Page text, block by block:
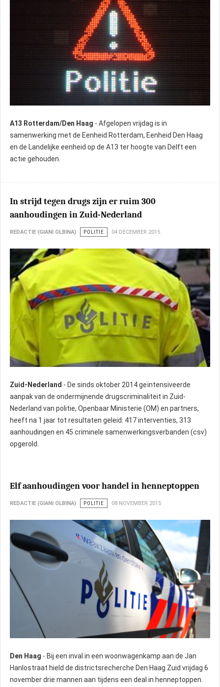
Grote verkeerscontrole op de A13
A13 Rotterdam/Den Haag - Afgelopen vrijdag is in
samenwerking met de Eenheid Rotterdam, Eenheid Den Haag
en de Landelijke eenheid op de A13 ter hoogte van Delft een
actie gehouden.
In strijd tegen drugs zijn er ruim 300
aanhoudingen in Zuid-Nederland
REDACTIE (GIANI OLBINA) POLITIE 04 DECEMBER 2015
Zuid-Nederland - De sinds oktober 2014 geïntensiveerde
aanpak van de ondermijnende drugscriminaliteit in Zuid-
Nederland van politie, Openbaar Ministerie (OM) en partners,
heeft na 1 jaar tot resultaten geleid: 417 interventies, 313
aanhoudingen en 45 criminele samenwerkingsverbanden (csv)
opgerold.
Elf aanhoudingen voor handel in henneptoppen
REDACTIE (GIANI OLBINA) POLITIE 08 NOVEMBER 2015
geleverd werd.
Den Haag - Bij een inval in een woonwagenkamp aan de Jan
Hanlostraat hield de districtsrecherche Den Haag Zuid vrijdag 6
november drie mannen aan tijdens een deal in henneptoppen.